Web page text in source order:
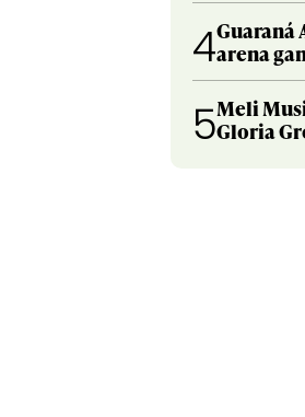
4Guaraná
arena
5Meli
Gloria